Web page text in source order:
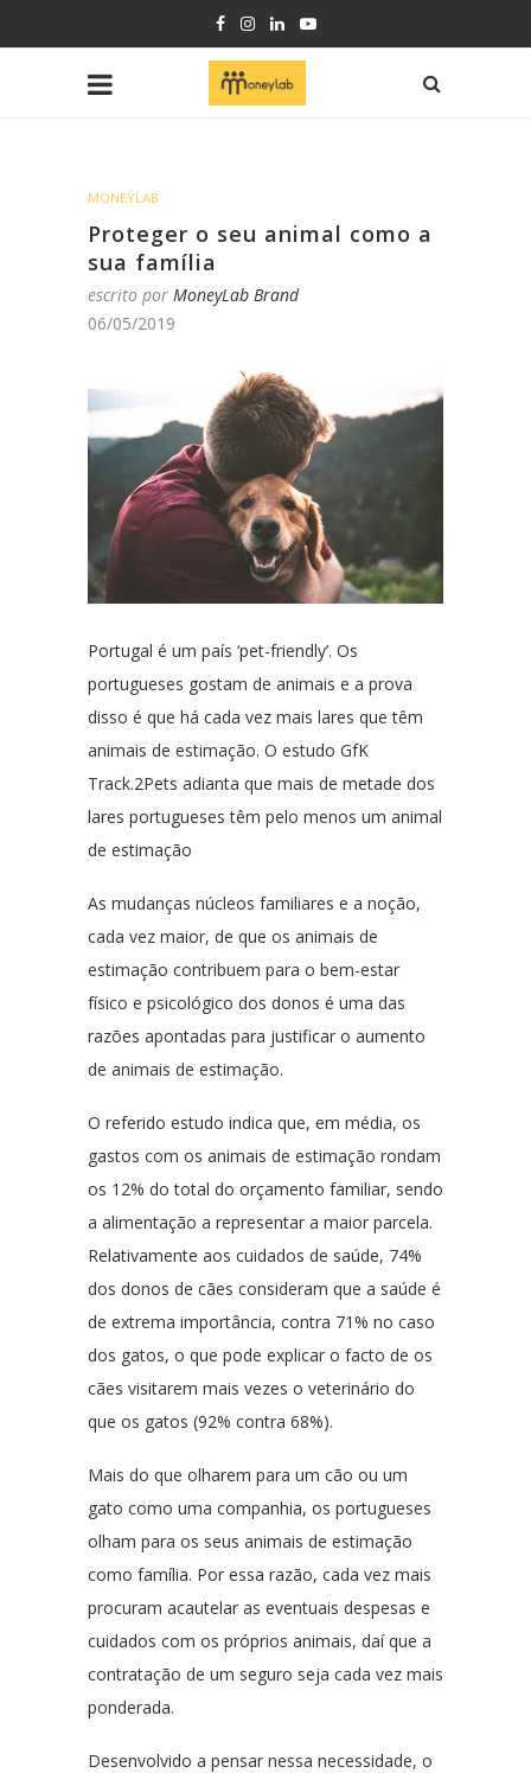
MONEYLAB
Proteger o seu animal como a
sua família
escrito por MoneyLab Brand
06/05/2019
Portugal é um país ‘pet-friendly’. Os
portugueses gostam de animais e a prova
disso é que há cada vez mais lares que têm
animais de estimação. O estudo GfK
Track.2Pets adianta que mais de metade dos
lares portugueses têm pelo menos um animal
de estimação
As mudanças núcleos familiares e a noção,
cada vez maior, de que os animais de
estimação contribuem para o bem-estar
físico e psicológico dos donos é uma das
razões apontadas para justificar o aumento
de animais de estimação.
O referido estudo indica que, em média, os
gastos com os animais de estimação rondam
os 12% do total do orçamento familiar, sendo
a alimentação a representar a maior parcela.
Relativamente aos cuidados de saúde, 74%
dos donos de cães consideram que a saúde é
de extrema importância, contra 71% no caso
dos gatos, o que pode explicar o facto de os
cães visitarem mais vezes o veterinário do
que os gatos (92% contra 68%).
Mais do que olharem para um cão ou um
gato como uma companhia, os portugueses
olham para os seus animais de estimação
como família. Por essa razão, cada vez mais
procuram acautelar as eventuais despesas e
cuidados com os próprios animais, daí que a
contratação de um seguro seja cada vez mais
ponderada.
Desenvolvido a pensar nessa necessidade, o